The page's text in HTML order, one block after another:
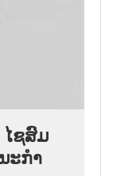
ໄຊສົມ
ະກຳ